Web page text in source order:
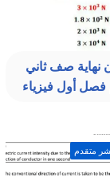
نهاية صف ثاني
أول فيزياء
متقدم